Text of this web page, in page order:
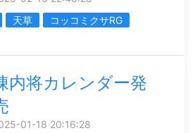
天草
コッコミクサRG
内将カレンダー発
01-18 20:16:28